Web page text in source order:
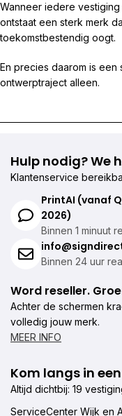
Wanneer iedere
ontstaat een sterk merk
toekomstbestendig oogt.
En precies daarom is
ontwerptraject alleen.
Hulp nodig? We
Klantenservice
PrintAI (vanaf
2026)
Binnen 1 minuut
Binnen 24 uur
Word reseller.
Achter de schermen
volledig jouw merk.
MEER INFO
Kom langs in
Altijd dichtbij: 19
ServiceCenter Wijk en